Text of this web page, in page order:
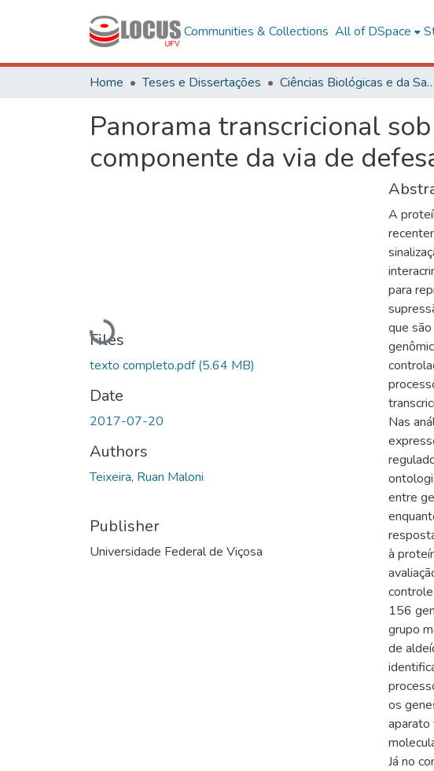
Communities & Collections All of DSpace
Home Teses e Dissertações Ciências Biológicas e da Saúde
Panorama transcricional
componente da via de
Loading...
Files
texto completo.pdf(5.64 MB)
Date
2017-07-20
Authors
Teixeira, Ruan Maloni
Publisher
Universidade Federal de Viçosa
A
para
que
Nas
entre
à
156
grupo
de
os
aparato
Já no